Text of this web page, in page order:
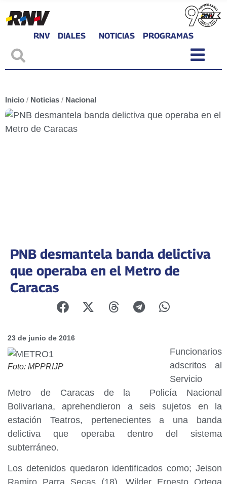
RNV DIALES NOTICIAS PROGRAMAS
Inicio / Noticias / Nacional
PNB desmantela banda delictiva
que operaba en el Metro de
Caracas
23 de junio de 2016
Foto: MPPRIJP
Funcionarios
adscritos al
Servicio
Metro de Caracas de la Policía Nacional
Bolivariana, aprehendieron a seis sujetos en la
estación Teatros, pertenecientes a una banda
delictiva que operaba dentro del sistema
subterráneo.
Los detenidos quedaron identificados como; Jeison